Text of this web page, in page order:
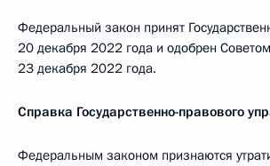
Федеральный закон принят
20 декабря 2022 года и одобрен
23 декабря 2022 года.
Справка Государственно-правового
Федеральным законом признаются